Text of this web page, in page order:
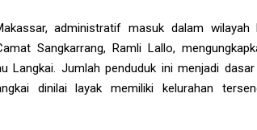
administratif masuk dalam wilayah
Sangkarrang, Ramli Lallo,
Langkai. Jumlah penduduk ini menjadi
dinilai layak memiliki kelurahan